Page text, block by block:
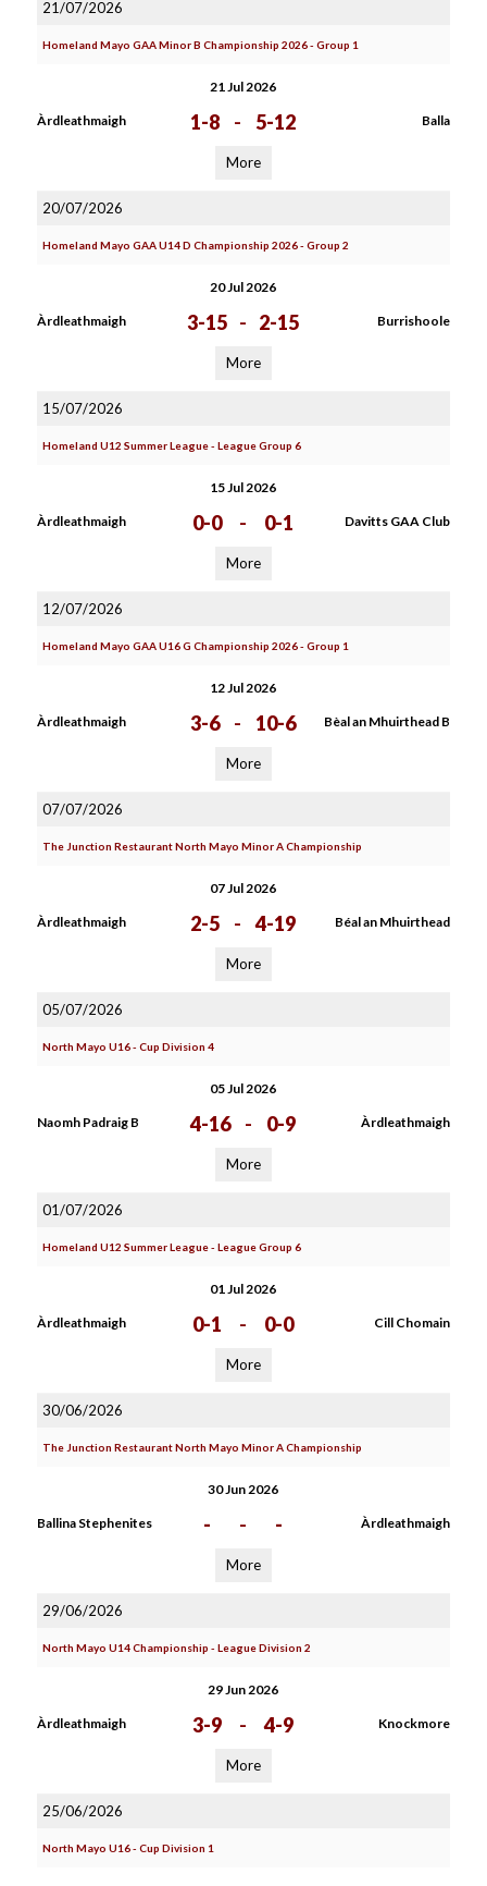
21/07/2026
Homeland Mayo GAA Minor B Championship 2026 - Group 1
21 Jul 2026
Àrdleathmaigh 1-8 - 5-12 Balla
More
20/07/2026
Homeland Mayo GAA U14 D Championship 2026 - Group 2
20 Jul 2026
Àrdleathmaigh 3-15 - 2-15 Burrishoole
More
15/07/2026
Homeland U12 Summer League - League Group 6
15 Jul 2026
Àrdleathmaigh 0-0 - 0-1 Davitts GAA Club
More
12/07/2026
Homeland Mayo GAA U16 G Championship 2026 - Group 1
12 Jul 2026
Àrdleathmaigh 3-6 - 10-6 Bèal an Mhuirthead B
More
07/07/2026
The Junction Restaurant North Mayo Minor A Championship
07 Jul 2026
Àrdleathmaigh 2-5 - 4-19 Béal an Mhuirthead
More
05/07/2026
North Mayo U16 - Cup Division 4
05 Jul 2026
Naomh Padraig B 4-16 - 0-9 Àrdleathmaigh
More
01/07/2026
Homeland U12 Summer League - League Group 6
01 Jul 2026
Àrdleathmaigh 0-1 - 0-0 Cill Chomain
More
30/06/2026
The Junction Restaurant North Mayo Minor A Championship
30 Jun 2026
Ballina Stephenites - - - Àrdleathmaigh
More
29/06/2026
North Mayo U14 Championship - League Division 2
29 Jun 2026
Àrdleathmaigh 3-9 - 4-9 Knockmore
More
25/06/2026
North Mayo U16 - Cup Division 1